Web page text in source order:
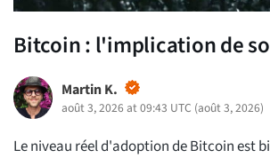
Bitcoin : l'implication de
Martin K.
août 3, 2026 at 09:43 UTC (août 3, 2026)
Le niveau réel d'adoption de Bitcoin est